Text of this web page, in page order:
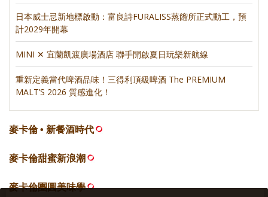
日本威士忌新地標啟動：富良詩FURALISS蒸餾所正式動工，預
計2029年開幕
MINI ✕ 宜蘭凱渡廣場酒店 聯手開啟夏日玩樂新航線
重新定義當代啤酒品味！三得利頂級啤酒 The PREMIUM
MALT’S 2026 質感進化！
麥卡倫 • 新餐酒時代
麥卡倫甜蜜新浪潮
麥卡倫團圓美味學